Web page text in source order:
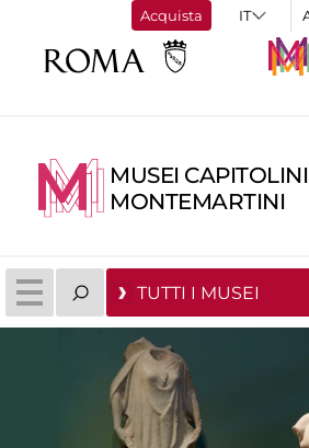
Acquista
MUSEI
MONTEMARTINI
TUTTI I MUSEI